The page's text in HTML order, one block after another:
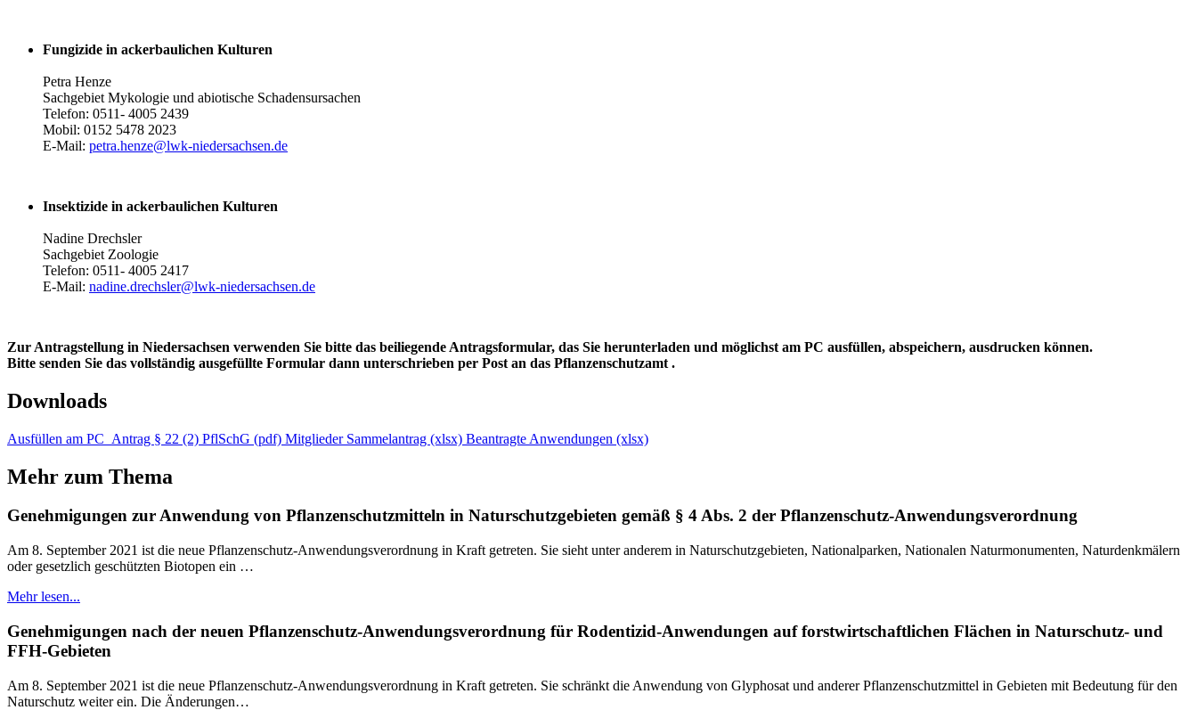
Fungizide in ackerbaulichen Kulturen
Petra Henze
Sachgebiet Mykologie und abiotische Schadensursachen
Telefon: 0511- 4005 2439
Mobil: 0152 5478 2023
E-Mail: petra.henze@lwk-niedersachsen.de
Insektizide in ackerbaulichen Kulturen
Nadine Drechsler
Sachgebiet Zoologie
Telefon: 0511- 4005 2417
E-Mail: nadine.drechsler@lwk-niedersachsen.de
Zur Antragstellung in Niedersachsen verwenden Sie bitte das beiliegende Antragsformular, das Sie herunterladen und möglichst am PC ausfüllen, abspeichern, ausdrucken können.
Bitte senden Sie das vollständig ausgefüllte Formular dann unterschrieben per Post an das Pflanzenschutzamt .
Downloads
Ausfüllen am PC_Antrag § 22 (2) PflSchG (pdf) Mitglieder Sammelantrag (xlsx) Beantragte Anwendungen (xlsx)
Mehr zum Thema
Genehmigungen zur Anwendung von Pflanzenschutzmitteln in Naturschutzgebieten gemäß § 4 Abs. 2 der Pflanzenschutz-Anwendungsverordnung
Am 8. September 2021 ist die neue Pflanzenschutz-Anwendungsverordnung in Kraft getreten. Sie sieht unter anderem in Naturschutzgebieten, Nationalparken, Nationalen Naturmonumenten, Naturdenkmälern
oder gesetzlich geschützten Biotopen ein …
Mehr lesen...
Genehmigungen nach der neuen Pflanzenschutz-Anwendungsverordnung für Rodentizid-Anwendungen auf forstwirtschaftlichen Flächen in Naturschutz- und
FFH-Gebieten
Am 8. September 2021 ist die neue Pflanzenschutz-Anwendungsverordnung in Kraft getreten. Sie schränkt die Anwendung von Glyphosat und anderer Pflanzenschutzmittel in Gebieten mit Bedeutung für den
Naturschutz weiter ein. Die Änderungen…